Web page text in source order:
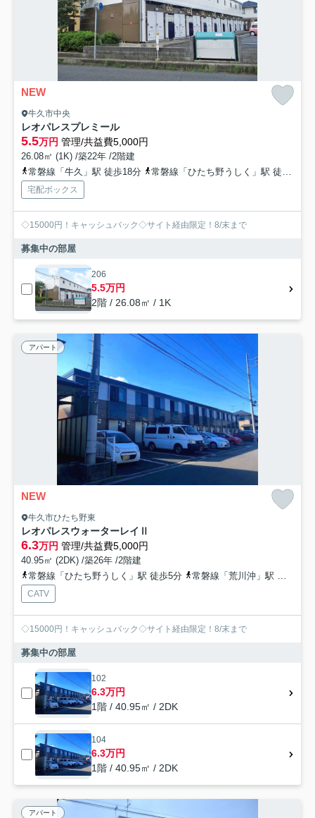
NEW
牛久市中央
レオパレスプレミール
5.5万円 管理/共益費5,000円
26.08㎡ (1K) /築22年 /2階建
常磐線「牛久」駅 徒歩18分
常磐線「ひたち野うしく」駅 徒歩43分
宅配ボックス
◇15000円！キャッシュバック◇サイト経由限定！8/末まで
募集中の部屋
206
5.5万円
2階 / 26.08㎡ / 1K
アパート
NEW
牛久市ひたち野東
レオパレスウォーターレイⅡ
6.3万円 管理/共益費5,000円
40.95㎡ (2DK) /築26年 /2階建
常磐線「ひたち野うしく」駅 徒歩5分
常磐線「荒川沖」駅 徒歩43分
CATV
◇15000円！キャッシュバック◇サイト経由限定！8/末まで
募集中の部屋
102
6.3万円
1階 / 40.95㎡ / 2DK
104
6.3万円
1階 / 40.95㎡ / 2DK
アパート